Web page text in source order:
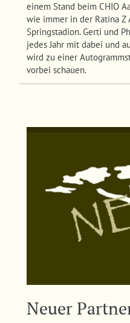
einem Stand beim CHIO
wie immer in der Ratina
Springstadion. Gerti und
jedes Jahr mit dabei und
wird zu einer
vorbei schauen.
Neuer